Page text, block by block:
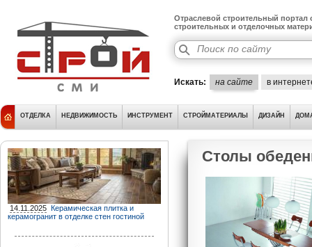
Отраслевой строительный портал
строительных и отделочных
Искать: на сайте в
ОТДЕЛКА НЕДВИЖИМОСТЬ ИНСТРУМЕНТ СТРОЙМАТЕРИАЛЫ ДИЗАЙН
14.11.2025 Керамическая плитка и
керамогранит в отделке стен гостиной
Cтолы